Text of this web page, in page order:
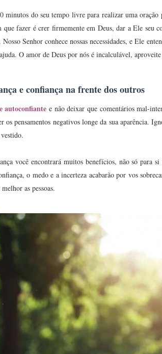
minutos do seu tempo livre para realizar uma
que fazer é crer firmemente em Deus, dar a Ele seu
Nosso Senhor conhece nossas necessidades, e Ele
O amor de Deus por nós é incalculável,
e confiança na frente dos outros
autoconfiante e não deixar que comentários mal-
os pensamentos negativos longe da sua aparência.
você encontrará muitos benefícios, não só para
o medo e a incerteza acabarão por vos
as pessoas.